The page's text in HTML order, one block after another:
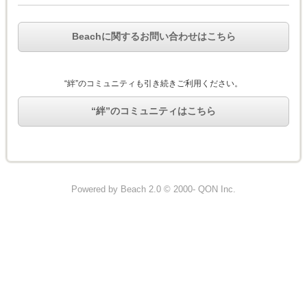
Beachに関するお問い合わせはこちら
“絆”のコミュニティも引き続きご利用ください。
“絆”のコミュニティはこちら
Powered by Beach 2.0 © 2000- QON Inc.